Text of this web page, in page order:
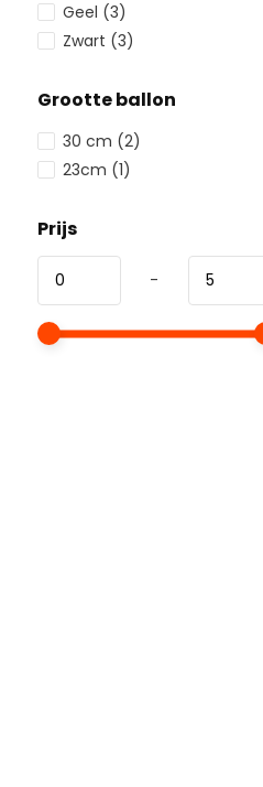
Geel (3)
Zwart (3)
Grootte ballon
30 cm (2)
23cm (1)
Prijs
-